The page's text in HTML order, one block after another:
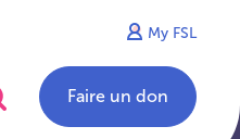
My FSL
Faire un don